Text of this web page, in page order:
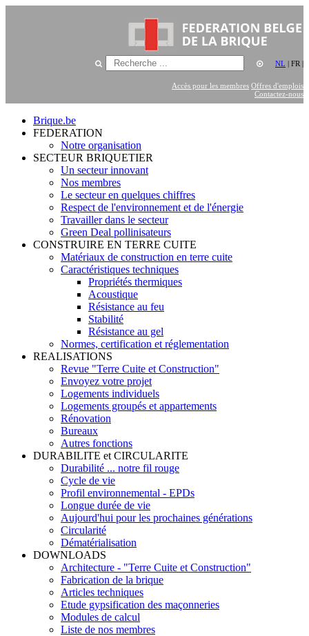
NL | FR |
Accès pour les membres Offres d'emplois
Contactez-nous
Brique.be
FEDERATION
Notre organisation
SECTEUR BRIQUETIER
Un secteur innovant
Nos membres
Le secteur en quelques chiffres
Respect de l'environnement et de l'énergie
Travailler dans le secteur
Green Deal pollinisateurs
CONSTRUIRE EN TERRE CUITE
Matériaux de construction en terre cuite
Caractéristiques techniques
Propriétés thermiques
Acoustique
Résistance au feu
Stabilité
Résistance au gel
Normes, certification et réglementation
REALISATIONS
Revue "Terre Cuite et Construction"
Envoyez votre projet
Logements individuels
Logements groupés et appartements
Rénovation
Bureaux
Autres fonctions
DURABILITE et CIRCULARITE
Durabilité ... notre fil rouge
Cycle de vie
Profil environnemental - EPDs
Longue durée de vie
Aujourd'hui pour les prochaines générations
Circularité
Dématérialisation
DOWNLOADS
Architecture - "Terre Cuite et Construction"
Fabrication de la brique
Articles techniques
Etude gypsification des maçonneries
Modules de calcul
Liste de nos membres